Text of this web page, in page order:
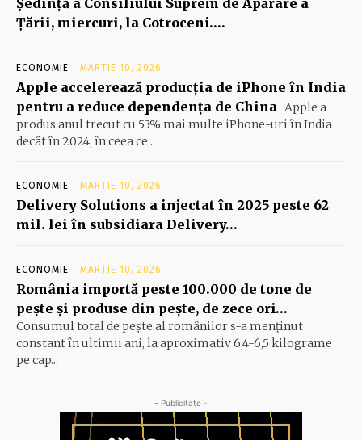
Ţării, miercuri, la Cotroceni….
ECONOMIE MARTIE 10, 2026
Apple accelerează producția de iPhone în India
pentru a reduce dependența de China Apple a
produs anul trecut cu 53% mai multe iPhone-uri în India
decât în 2024, în ceea ce...
ECONOMIE MARTIE 10, 2026
Delivery Solutions a injectat în 2025 peste 62
mil. lei în subsidiara Delivery…
ECONOMIE MARTIE 10, 2026
România importă peste 100.000 de tone de
peşte şi produse din peşte, de zece ori…
Consumul total de peşte al ro­mâ­nilor s-a menţinut
constant în ul­timii ani, la aproximativ 6,4-6,5 ki­lograme
pe cap...
- Publicitate -